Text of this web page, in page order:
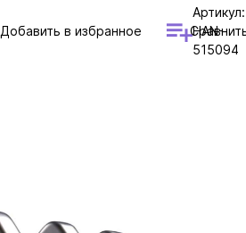
Добавить в избранное
Артикул:
HAN-
515094